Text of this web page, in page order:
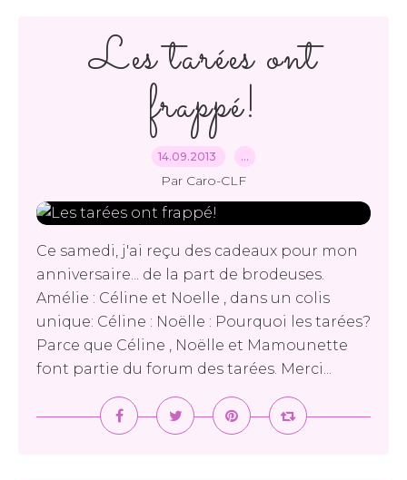
Les tarées ont
frappé!
14.09.2013 …
Par Caro-CLF
Ce samedi, j'ai reçu des cadeaux pour mon
anniversaire... de la part de brodeuses.
Amélie : Céline et Noelle , dans un colis
unique: Céline : Noëlle : Pourquoi les tarées?
Parce que Céline , Noëlle et Mamounette
font partie du forum des tarées. Merci...